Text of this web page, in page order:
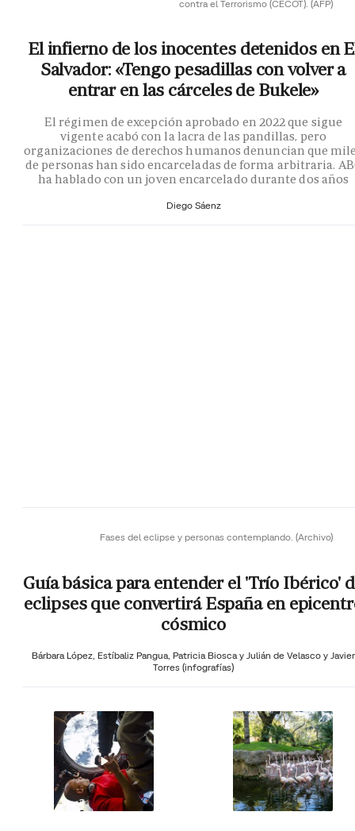
contra el Terrorismo (CECOT). (AFP)
El infierno de los inocentes detenidos en
Salvador: «Tengo pesadillas con volver a
entrar en las cárceles de Bukele»
El régimen de excepción aprobado en 2022 que sigue
vigente acabó con la lacra de las pandillas, pero
organizaciones de derechos humanos denuncian que
de personas han sido encarceladas de forma arbitraria.
ha hablado con un joven encarcelado durante dos años
Diego Sáenz
Fases del eclipse y personas contemplando. (Archivo)
Guía básica para entender el 'Trío Ibérico'
eclipses que convertirá España en
cósmico
Bárbara López, Estíbaliz Pangua, Patricia Biosca y Julián de Velasco y Javier
Torres (infografías)